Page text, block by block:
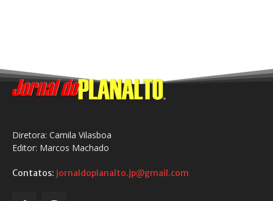
Diretora: Camila Vilasboa
Editor: Marcos Machado
Contatos: jornaldoplanalto.jp@gmail.com